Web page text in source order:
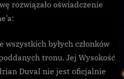
rozwiązało oświadczenie
wszystkich byłych członków
tronu. Jej Wysokość
Duval nie jest oficjalnie